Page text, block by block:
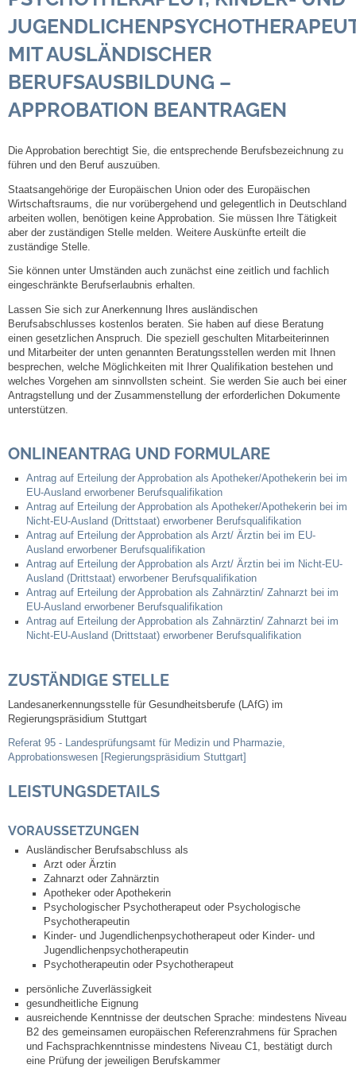
Steuern
Ortsrecht
Haushalt 2026
Trinkwasser - Härtebereich
Redaktionsstatut für das Amtsblatt
Service
Notdienste
Fahrplanauskünfte
Abfall-Infos
Bildergalerie
Rund um den Wein
Schlepper / Traktor
Rathaus
Aktuelles
Gemeindeverwaltung
Mitarbeiter
Stellenangebote
Ortsrecht
Schadensmeldungen
Bürgerservice
Gemeinderat
Sitzungsberichte
Ratsinfo
Gutachterausschuss
MIT AUSLÄNDISCHER
BERUFSAUSBILDUNG –
APPROBATION BEANTRAGEN
Die Approbation berechtigt Sie, die entsprechende Berufsbezeichnung zu
führen und den Beruf auszuüben.
Staatsangehörige der Europäischen Union oder des Europäischen
Wirtschaftsraums, die nur vorübergehend und gelegentlich in Deutschland
arbeiten wollen, benötigen keine Approbation. Sie müssen Ihre Tätigkeit
aber der zuständigen Stelle melden. Weitere Auskünfte erteilt die
zuständige Stelle.
Sie können unter Umständen auch zunächst eine zeitlich und fachlich
eingeschränkte Berufserlaubnis erhalten.
Lassen Sie sich zur Anerkennung Ihres ausländischen
Berufsabschlusses kostenlos beraten. Sie haben auf diese Beratung
einen gesetzlichen Anspruch. Die speziell geschulten Mitarbeiterinnen
und Mitarbeiter der unten genannten Beratungsstellen werden mit Ihnen
besprechen, welche Möglichkeiten mit Ihrer Qualifikation bestehen und
welches Vorgehen am sinnvollsten scheint. Sie werden Sie auch bei einer
Antragstellung und der Zusammenstellung der erforderlichen Dokumente
unterstützen.
ONLINEANTRAG UND FORMULARE
Antrag auf Erteilung der Approbation als Apotheker/Apothekerin bei im
EU-Ausland erworbener Berufsqualifikation
Antrag auf Erteilung der Approbation als Apotheker/Apothekerin bei im
Nicht-EU-Ausland (Drittstaat) erworbener Berufsqualifikation
Antrag auf Erteilung der Approbation als Arzt/ Ärztin bei im EU-
Ausland erworbener Berufsqualifikation
Antrag auf Erteilung der Approbation als Arzt/ Ärztin bei im Nicht-EU-
Ausland (Drittstaat) erworbener Berufsqualifikation
Antrag auf Erteilung der Approbation als Zahnärztin/ Zahnarzt bei im
EU-Ausland erworbener Berufsqualifikation
Antrag auf Erteilung der Approbation als Zahnärztin/ Zahnarzt bei im
Nicht-EU-Ausland (Drittstaat) erworbener Berufsqualifikation
ZUSTÄNDIGE STELLE
Landesanerkennungsstelle für Gesundheitsberufe (LAfG) im
Regierungspräsidium Stuttgart
Referat 95 - Landesprüfungsamt für Medizin und Pharmazie,
Approbationswesen [Regierungspräsidium Stuttgart]
LEISTUNGSDETAILS
VORAUSSETZUNGEN
Ausländischer Berufsabschluss als
Arzt oder Ärztin
Zahnarzt oder Zahnärztin
Apotheker oder Apothekerin
Psychologischer Psychotherapeut oder Psychologische
Psychotherapeutin
Kinder- und Jugendlichenpsychotherapeut oder Kinder- und
Jugendlichenpsychotherapeutin
Psychotherapeutin oder Psychotherapeut
persönliche Zuverlässigkeit
gesundheitliche Eignung
ausreichende Kenntnisse der deutschen Sprache: mindestens Niveau
B2 des gemeinsamen europäischen Referenzrahmens für Sprachen
und Fachsprachkenntnisse mindestens Niveau C1, bestätigt durch
eine Prüfung der jeweiligen Berufskammer